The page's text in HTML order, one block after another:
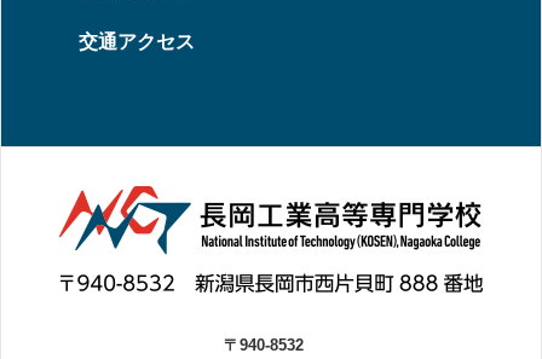
交通アクセス
〒940-8532